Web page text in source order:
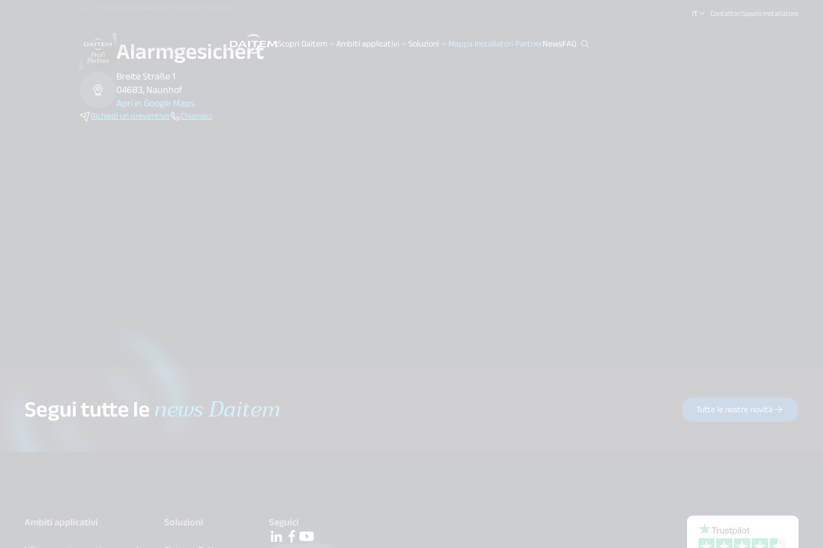
IT ContattaciSpazio Installatore
Scopri Daitem Ambiti applicativi Soluzioni Mappa Installatori PartnerNewsFAQ
search.label
Alarmgesichert
Breite Straße 1
04683, Naunhof
Apri in Google Maps
Richiedi un preventivo Chiamaci
Segui tutte lenews Daitem Tutte le nostre novità
Ambiti applicativi
Soluzioni
Seguici